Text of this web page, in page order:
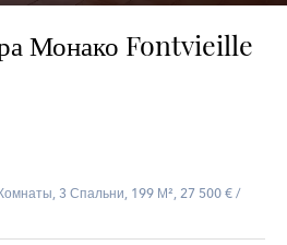
Монако Fontvieille
3 Спальни, 199 М², 27 500 € /